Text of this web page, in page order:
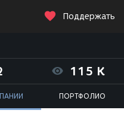
Поддержать
115 K
ПОРТФОЛИО